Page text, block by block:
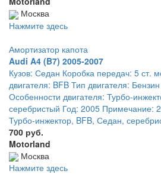
Москва
Нажмите здесь
Амортизатор капота
Audi A4 (B7) 2005-2007
Кузов: Седан Коробка передач: 5 ст.
двигателя: BFB Тип двигателя:
Особенности двигателя: Турбо-
серебристый Год: 2005 Примечание:
Турбо-инжектор, BFB, Седан,
700 руб.
Motorland
Москва
Нажмите здесь